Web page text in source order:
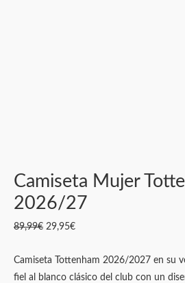
Camiseta Mujer
2026/27
89,99€ 29,95€
Camiseta Tottenham 2026/2027 en su
fiel al blanco clásico del club con un